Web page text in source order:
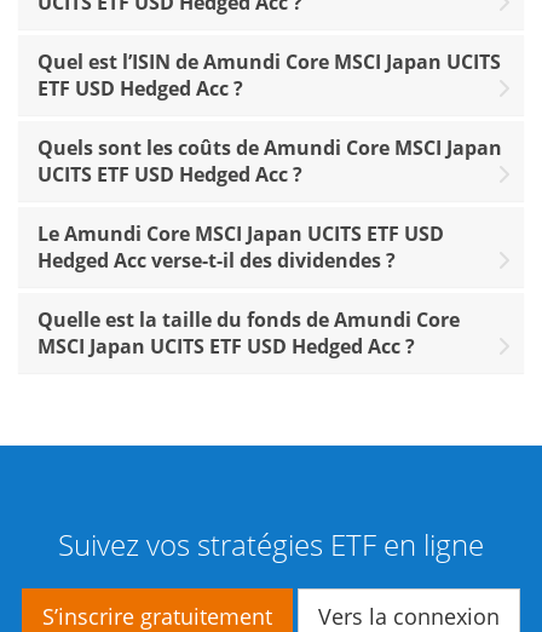
Quel est l’ISIN de Amundi Core MSCI Japan UCITS
ETF USD Hedged Acc ?
Quels sont les coûts de Amundi Core MSCI Japan
UCITS ETF USD Hedged Acc ?
Le Amundi Core MSCI Japan UCITS ETF USD
Hedged Acc verse-t-il des dividendes ?
Quelle est la taille du fonds de Amundi Core
MSCI Japan UCITS ETF USD Hedged Acc ?
Suivez vos stratégies ETF en ligne
S’inscrire gratuitement Vers la connexion